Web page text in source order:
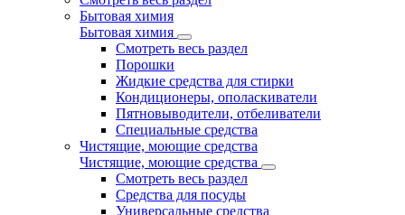
Бытовая химия
Бытовая химия
Смотреть весь раздел
Порошки
Жидкие средства для стирки
Кондиционеры, ополаскиватели
Пятновыводители, отбеливатели
Специальные средства
Чистящие, моющие средства
Чистящие, моющие средства
Смотреть весь раздел
Средства для посуды
Универсальные средства